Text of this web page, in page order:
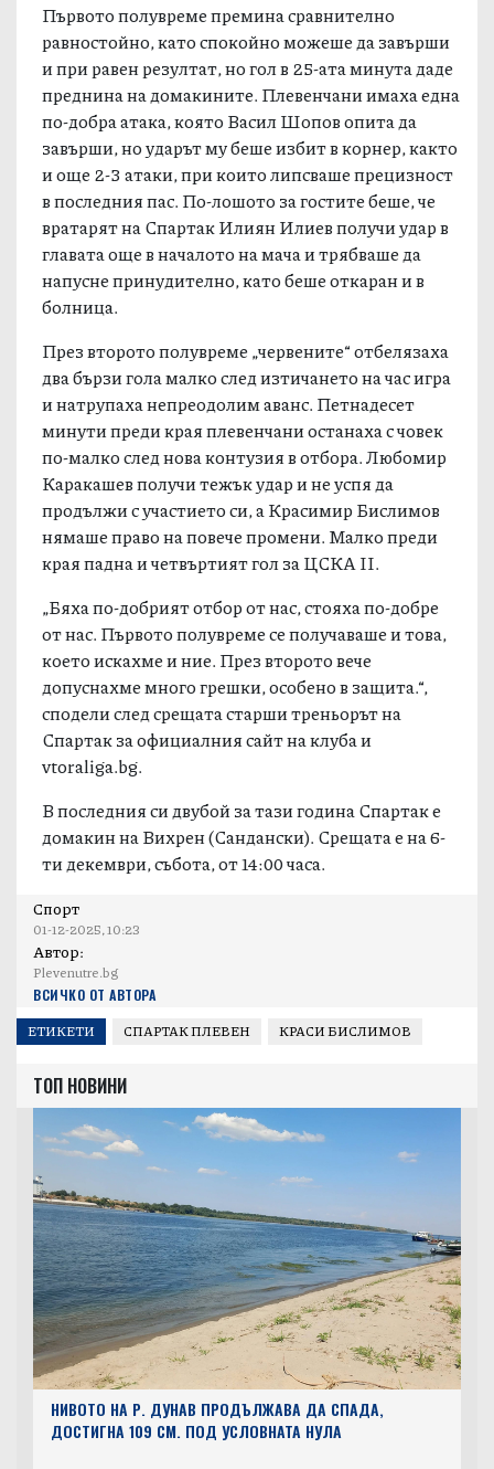
Спорт
01-12-2025, 10:23
Автор:
Plevenutre.bg
ВСИЧКО ОТ АВТОРА
Първото полувреме премина сравнително
равностойно, като спокойно можеше да завърши
и при равен резултат, но гол в 25-ата минута даде
преднина на домакините. Плевенчани имаха една
по-добра атака, която Васил Шопов опита да
завърши, но ударът му беше избит в корнер, както
и още 2-3 атаки, при които липсваше прецизност
в последния пас. По-лошото за гостите беше, че
вратарят на Спартак Илиян Илиев получи удар в
главата още в началото на мача и трябваше да
напусне принудително, като беше откаран и в
болница.
През второто полувреме „червените“ отбелязаха
два бързи гола малко след изтичането на час игра
и натрупаха непреодолим аванс. Петнадесет
минути преди края плевенчани останаха с човек
по-малко след нова контузия в отбора. Любомир
Каракашев получи тежък удар и не успя да
продължи с участието си, а Красимир Бислимов
нямаше право на повече промени. Малко преди
края падна и четвъртият гол за ЦСКА II.
„Бяха по-добрият отбор от нас, стояха по-добре
от нас. Първото полувреме се получаваше и това,
което искахме и ние. През второто вече
допуснахме много грешки, особено в защита.“,
сподели след срещата старши треньорът на
Спартак за официалния сайт на клуба и
vtoraliga.bg.
В последния си двубой за тази година Спартак е
домакин на Вихрен (Сандански). Срещата е на 6-
ти декември, събота, от 14:00 часа.
ЕТИКЕТИ СПАРТАК ПЛЕВЕН КРАСИ БИСЛИМОВ
ТОП НОВИНИ
НИВОТО НА Р. ДУНАВ ПРОДЪЛЖАВА ДА СПАДА,
ДОСТИГНА 109 СМ. ПОД УСЛОВНАТА НУЛА